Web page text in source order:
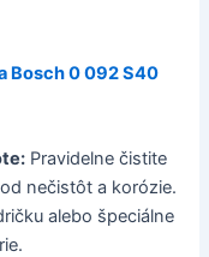
Bosch 0 092 S40
Pravidelne čistite
nečistôt a korózie.
alebo špeciálne